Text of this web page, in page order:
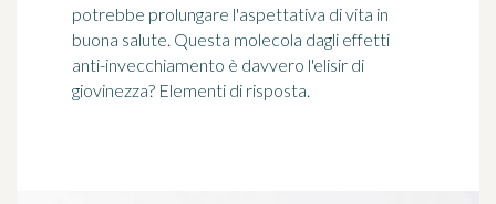
potrebbe prolungare l'aspettativa di vita in
buona salute. Questa molecola dagli effetti
anti-invecchiamento è davvero l'elisir di
giovinezza? Elementi di risposta.